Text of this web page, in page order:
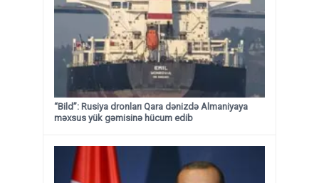
“Bild”: Rusiya dronları Qara dənizdə Almaniyaya
məxsus yük gəmisinə hücum edib